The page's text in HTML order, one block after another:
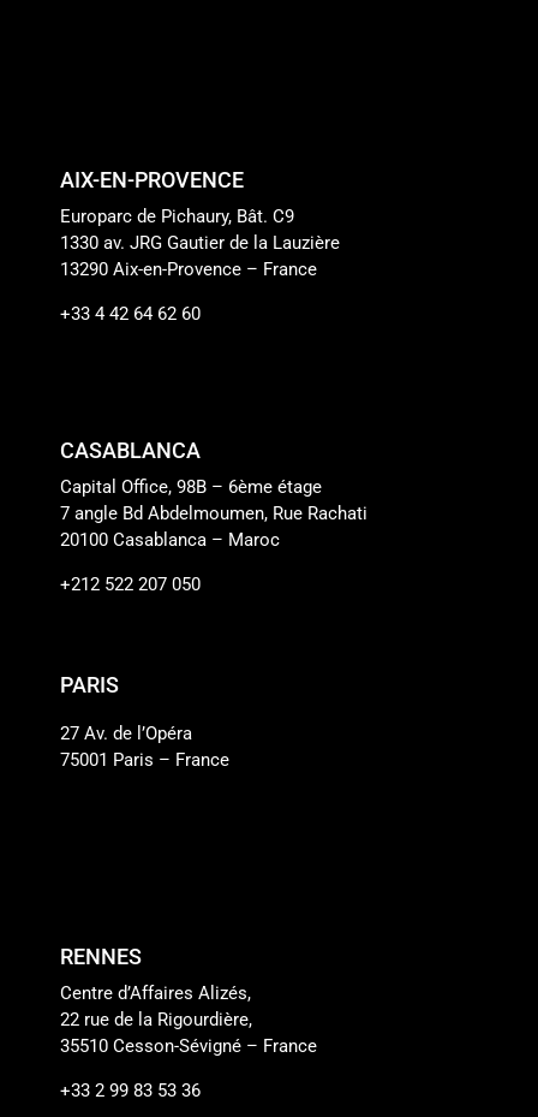
AIX-EN-PROVENCE
Europarc de Pichaury, Bât. C9
1330 av. JRG Gautier de la Lauzière
13290 Aix-en-Provence – France
+33 4 42 64 62 60
CASABLANCA
Capital Office, 98B – 6ème étage
7 angle Bd Abdelmoumen, Rue Rachati
20100 Casablanca – Maroc
+212 522 207 050
PARIS
27 Av. de l’Opéra
75001 Paris – France
RENNES
Centre d’Affaires Alizés,
22 rue de la Rigourdière,
35510 Cesson-Sévigné – France
+33 2 99 83 53 36